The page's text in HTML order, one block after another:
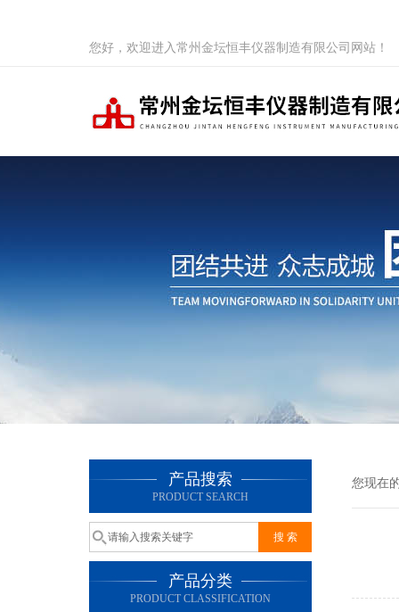
您好，欢迎进入常州金坛恒丰仪器制造有限公司网站！
产品搜索
PRODUCT SEARCH
产品分类
PRODUCT CLASSIFICATION
您现在